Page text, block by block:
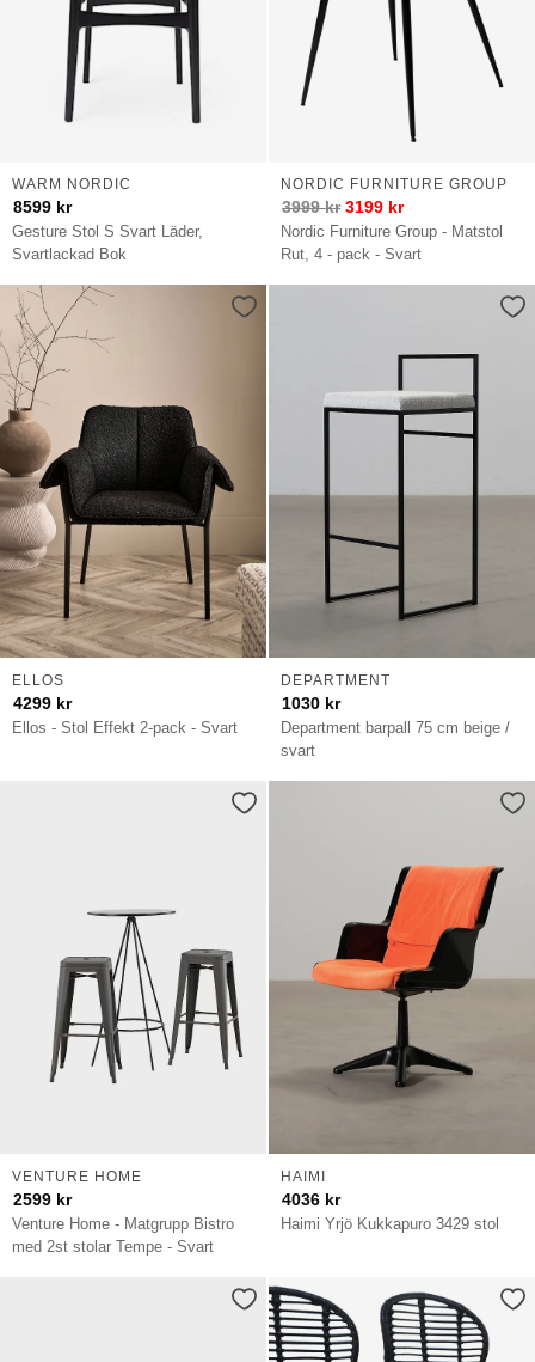
Gesture Stol S Svart Läder,
Svartlackad Bok
WARM NORDIC
8599 kr
Nordic Furniture Group - Matstol
Rut, 4 - pack - Svart
NORDIC FURNITURE GROUP
3999kr 3199 kr
Ellos - Stol Effekt 2-pack - Svart
ELLOS
4299 kr
Department barpall 75 cm beige /
svart
DEPARTMENT
1030 kr
Venture Home - Matgrupp Bistro
med 2st stolar Tempe - Svart
VENTURE HOME
2599 kr
Haimi Yrjö Kukkapuro 3429 stol
HAIMI
4036 kr